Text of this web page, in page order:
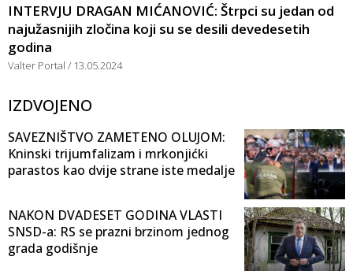
INTERVJU DRAGAN MIĆANOVIĆ: Štrpci su jedan od
najužasnijih zločina koji su se desili devedesetih
godina
Valter Portal 13.05.2024
IZDVOJENO
SAVEZNIŠTVO ZAMETENO OLUJOM:
Kninski trijumfalizam i mrkonjićki
parastos kao dvije strane iste medalje
NAKON DVADESET GODINA VLASTI
SNSD-a: RS se prazni brzinom jednog
grada godišnje